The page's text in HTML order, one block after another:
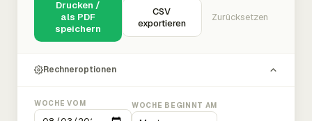
Drucken /
als PDF
speichern
CSV
exportieren
Zurücksetzen
Rechneroptionen
WOCHE VOM WOCHE BEGINNT AM